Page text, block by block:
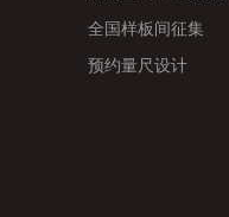
全国样板间征集
预约量尺设计